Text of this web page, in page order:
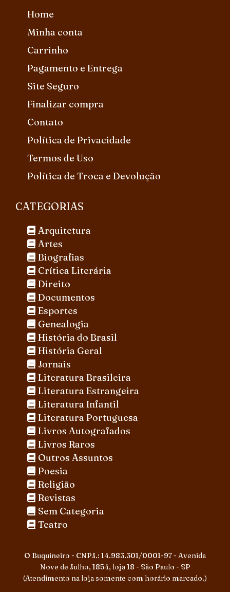
Home
Minha conta
Carrinho
Pagamento e Entrega
Site Seguro
Finalizar compra
Contato
Política de Privacidade
Termos de Uso
Política de Troca e Devolução
CATEGORIAS
Arquitetura
Artes
Biografias
Crítica Literária
Direito
Documentos
Esportes
Genealogia
História do Brasil
História Geral
Jornais
Literatura Brasileira
Literatura Estrangeira
Literatura Infantil
Literatura Portuguesa
Livros Autografados
Livros Raros
Outros Assuntos
Poesia
Religião
Revistas
Sem Categoria
Teatro
O Buquineiro - CNPJ.: 14.983.301/0001-97 - Avenida
Nove de Julho, 1854, loja 18 - São Paulo - SP
(Atendimento na loja somente com horário marcado.)